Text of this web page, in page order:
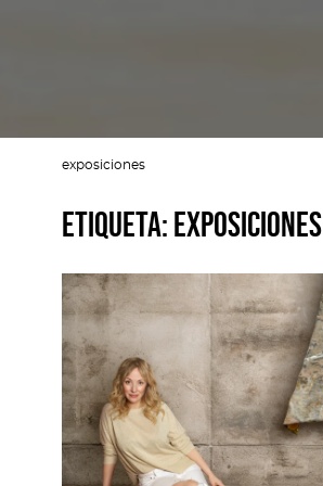
exposiciones
Etiqueta:exposiciones